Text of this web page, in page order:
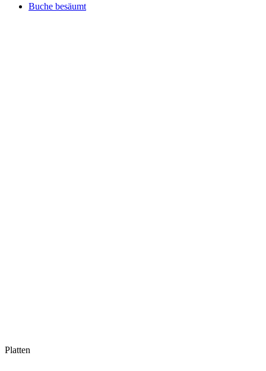
Buche besäumt
Platten